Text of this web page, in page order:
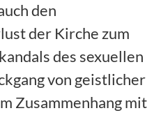
den
der Kirche zum
des sexuellen
von geistlicher
Zusammenhang mit